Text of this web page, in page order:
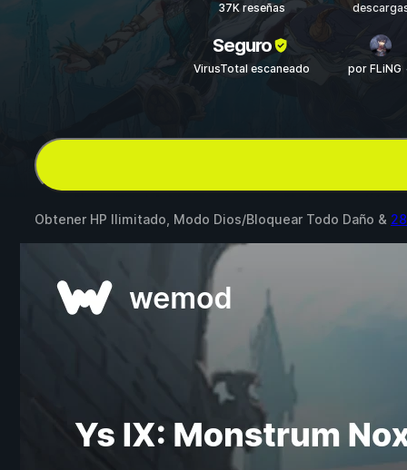
37K reseñas
Seguro
VirusTotal escaneado por FLiNG
Obtener HP Ilimitado, Modo Dios/Bloquear Todo Daño &